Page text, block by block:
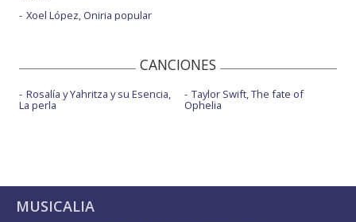
Xoel López, Oniria popular
CANCIONES
Rosalía y Yahritza y su Esencia,
La perla
Taylor Swift, The fate of
Ophelia
MUSICALIA